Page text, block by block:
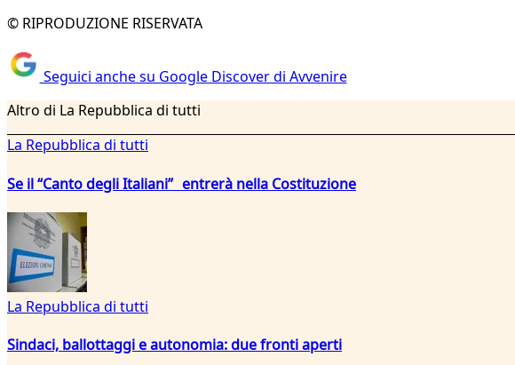
© RIPRODUZIONE RISERVATA
Seguici anche su Google Discover di Avvenire
Altro di La Repubblica di tutti
La Repubblica di tutti
Se il “Canto degli Italiani” entrerà nella Costituzione
La Repubblica di tutti
Sindaci, ballottaggi e autonomia: due fronti aperti